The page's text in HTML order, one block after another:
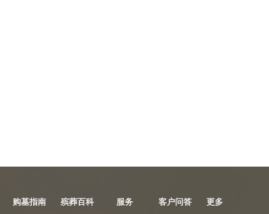
购墓指南 殡葬百科 服务 客户问答 更多